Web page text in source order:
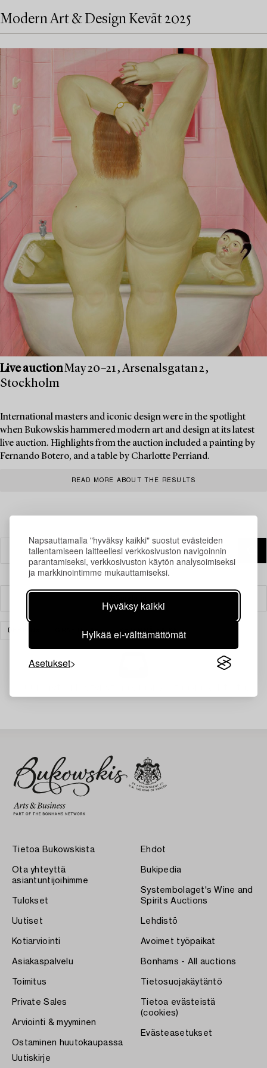
Napsauttamalla "hyväksy kaikki" suostut evästeiden
tallentamiseen laitteellesi verkkosivuston navigoinnin
parantamiseksi, verkkosivuston käytön analysoimiseksi
ja markkinointimme mukauttamiseksi.
Hyväksy kaikki
Hylkää ei-välttämättömät
Asetukset
Modern Art & Design Kevät 2025
Live auctionMay 20–21, Arsenalsgatan 2,
Stockholm
International masters and iconic design were in the spotlight
when Bukowskis hammered modern art and design at its latest
live auction. Highlights from the auction included a painting by
Fernando Botero, and a table by Charlotte Perriand.
READ MORE ABOUT THE RESULTS
GRAFIIKKA TYHJENNÄ KAIKKI
Tietoa Bukowskista
Ota yhteyttä
asiantuntijoihimme
Tulokset
Uutiset
Kotiarviointi
Asiakaspalvelu
Toimitus
Private Sales
Arviointi & myyminen
Ostaminen huutokaupassa
Ehdot
Bukipedia
Systembolaget's Wine and
Spirits Auctions
Lehdistö
Avoimet työpaikat
Bonhams - All auctions
Tietosuojakäytäntö
Tietoa evästeistä
(cookies)
Evästeasetukset
Uutiskirje